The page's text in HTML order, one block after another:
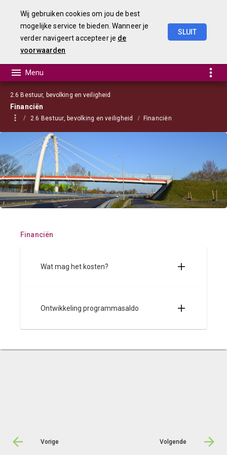
2.6 Bestuur, bevolking en veiligheid
Financiën
2.6 Bestuur, bevolking en veiligheid Financiën
Financiën
Wat mag het kosten?
Ontwikkeling programmasaldo
Vorige Volgende
Wij gebruiken cookies om jou de best
mogelijke service te bieden. Wanneer je
verder navigeert accepteer je de
voorwaarden
SLUIT